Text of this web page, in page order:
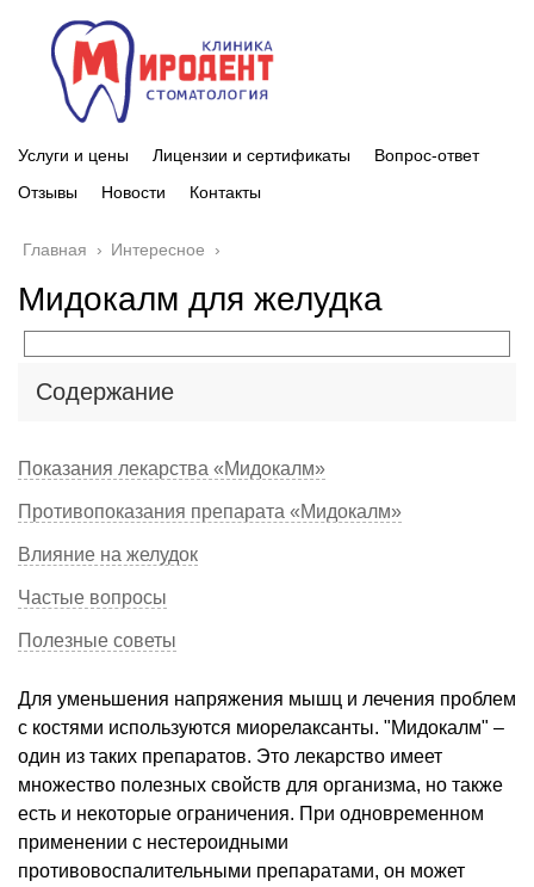
Услуги и цены Лицензии и сертификаты
Вопрос-ответ
Отзывы
Новости Контакты
Главная › Интересное ›
Мидокалм для желудка
Содержание
Показания лекарства «Мидокалм»
Противопоказания препарата «Мидокалм»
Влияние на желудок
Частые вопросы
Полезные советы
Для уменьшения напряжения мышц и лечения проблем
с костями используются миорелаксанты. "Мидокалм" –
один из таких препаратов. Это лекарство имеет
множество полезных свойств для организма, но также
есть и некоторые ограничения. При одновременном
применении с нестероидными
противовоспалительными препаратами, он может